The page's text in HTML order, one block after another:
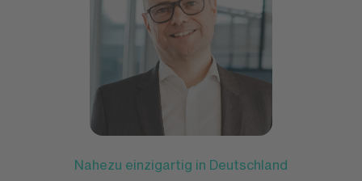
Nahezu einzigartig in Deutschland